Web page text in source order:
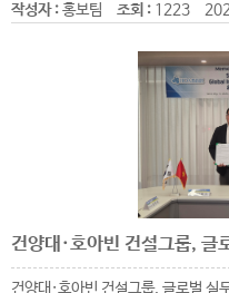
작성자 :홍보팀 조회 : 1223
건양대·호아빈 건설그룹, 글로벌 실